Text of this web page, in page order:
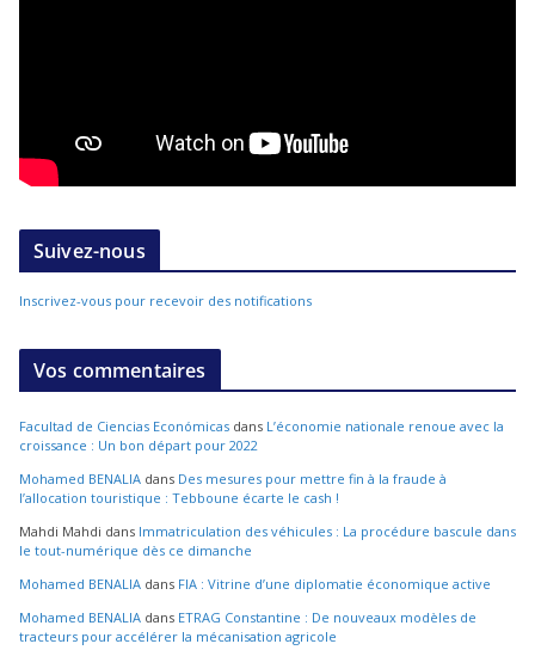
Suivez-nous
Inscrivez-vous pour recevoir des notifications
Vos commentaires
Facultad de Ciencias Económicas dans L’économie nationale renoue avec la
croissance : Un bon départ pour 2022
Mohamed BENALIA dans Des mesures pour mettre fin à la fraude à
l’allocation touristique : Tebboune écarte le cash !
Mahdi Mahdi dans Immatriculation des véhicules : La procédure bascule dans
le tout-numérique dès ce dimanche
Mohamed BENALIA dans FIA : Vitrine d’une diplomatie économique active
Mohamed BENALIA dans ETRAG Constantine : De nouveaux modèles de
tracteurs pour accélérer la mécanisation agricole